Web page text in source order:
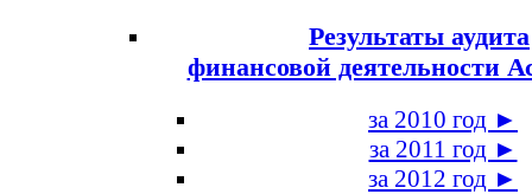
Результаты аудита
финансовой деятельности
за 2010 год ►
за 2011 год ►
за 2012 год ►